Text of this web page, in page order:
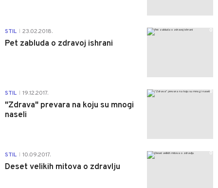
STIL 23.02.2018.
Pet zabluda o zdravoj ishrani
0
STIL 19.12.2017.
"Zdrava" prevara na koju su mnogi
naseli
0
STIL 10.09.2017.
Deset velikih mitova o zdravlju
0